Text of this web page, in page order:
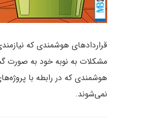
قراردادهای هوشمندی که
مشکلات به نوبه خود به صورت
هوشمندی که در رابطه با
نمی‌شوند.